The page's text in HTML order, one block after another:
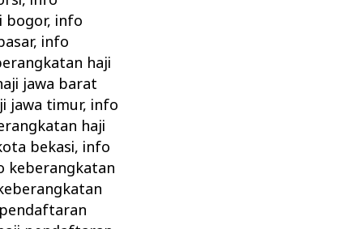
bogor, info
, info
haji
jawa barat
jawa timur, info
haji
bekasi, info
keberangkatan